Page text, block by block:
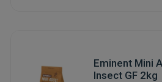
Eminent Mini
Insect GF 2kg